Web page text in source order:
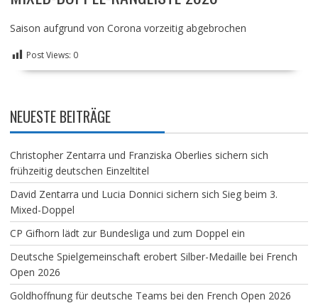
Saison aufgrund von Corona vorzeitig abgebrochen
Post Views: 0
NEUESTE BEITRÄGE
Christopher Zentarra und Franziska Oberlies sichern sich
frühzeitig deutschen Einzeltitel
David Zentarra und Lucia Donnici sichern sich Sieg beim 3.
Mixed-Doppel
CP Gifhorn lädt zur Bundesliga und zum Doppel ein
Deutsche Spielgemeinschaft erobert Silber-Medaille bei French
Open 2026
Goldhoffnung für deutsche Teams bei den French Open 2026